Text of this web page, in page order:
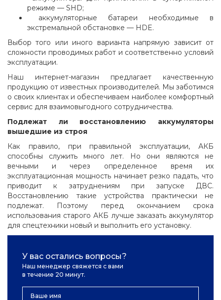
режиме — SHD;
аккумуляторные батареи необходимые в
экстремальной обстановке — HDE.
Выбор того или иного варианта напрямую зависит от
сложности проводимых работ и соответственно условий
эксплуатации.
Наш интернет-магазин предлагает качественную
продукцию от известных производителей. Мы заботимся
о своих клиентах и обеспечиваем наиболее комфортный
сервис для взаимовыгодного сотрудничества.
Подлежат ли восстановлению аккумуляторы
вышедшие из строя
Как правило, при правильной эксплуатации, АКБ
способны служить много лет. Но они являются не
вечными и через определенное время их
эксплуатационная мощность начинает резко падать, что
приводит к затруднениям при запуске ДВС.
Восстановлению такие устройства практически не
подлежат. Поэтому перед окончанием срока
использования старого АКБ лучше заказать аккумулятор
для спецтехники новый и выполнить его установку.
У вас остались вопросы?
Наш менеджер свяжется с вами
в течение 20 минут.